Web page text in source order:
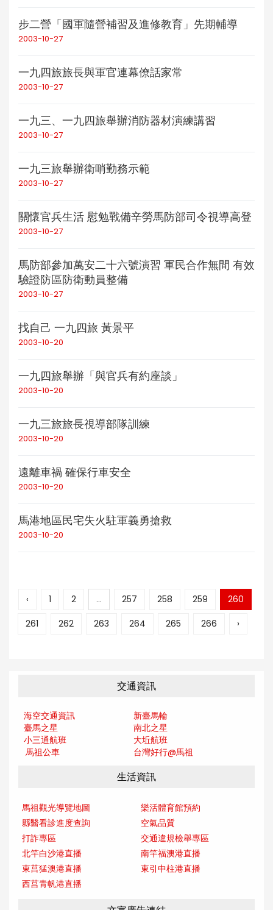
步二營「國軍隨營補習及進修教育」先期輔導
2003-10-27
一九四旅旅長與軍官連幕僚話家常
2003-10-27
一九三、一九四旅舉辦消防器材演練講習
2003-10-27
一九三旅舉辦衛哨勤務示範
2003-10-27
關懷官兵生活 慰勉戰備辛勞馬防部司令視導高登
2003-10-27
馬防部參加萬安二十六號演習 軍民合作無間 有效
驗證防區防衛動員整備
2003-10-27
找自己 一九四旅 黃景平
2003-10-20
一九四旅舉辦「與官兵有約座談」
2003-10-20
一九三旅旅長視導部隊訓練
2003-10-20
遠離車禍 確保行車安全
2003-10-20
馬港地區民宅失火駐軍義勇搶救
2003-10-20
‹ 1 2 ... 257 258 259
260
261
262 263 264 265 266 ›
交通資訊
海空交通資訊
新臺馬輪
臺馬之星
南北之星
小三通航班
大坵航班
馬祖公車
台灣好行@馬祖
生活資訊
馬祖觀光導覽地圖
樂活體育館預約
縣醫看診進度查詢
空氣品質
打詐專區
交通違規檢舉專區
北竿白沙港直播
南竿福澳港直播
東莒猛澳港直播
東引中柱港直播
西莒青帆港直播